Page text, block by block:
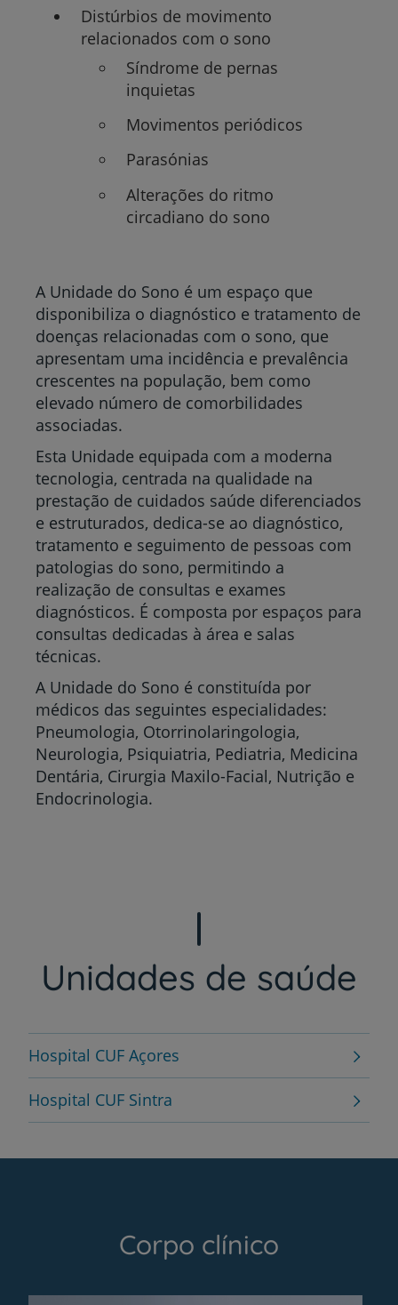
Distúrbios de movimento
relacionados com o sono
Síndrome de pernas
inquietas
Movimentos periódicos
Parasónias
Alterações do ritmo
circadiano do sono
A Unidade do Sono é um espaço que
disponibiliza o diagnóstico e tratamento de
doenças relacionadas com o sono, que
apresentam uma incidência e prevalência
crescentes na população, bem como
elevado número de comorbilidades
associadas.
Esta Unidade equipada com a moderna
tecnologia, centrada na qualidade na
prestação de cuidados saúde diferenciados
e estruturados, dedica-se ao diagnóstico,
tratamento e seguimento de pessoas com
patologias do sono, permitindo a
realização de consultas e exames
diagnósticos. É composta por espaços para
consultas dedicadas à área e salas
técnicas.
A Unidade do Sono é constituída por
médicos das seguintes especialidades:
Pneumologia, Otorrinolaringologia,
Neurologia, Psiquiatria, Pediatria, Medicina
Dentária, Cirurgia Maxilo-Facial, Nutrição e
Endocrinologia.
Unidades de saúde
Hospital CUF Açores
Hospital CUF Sintra
Corpo clínico